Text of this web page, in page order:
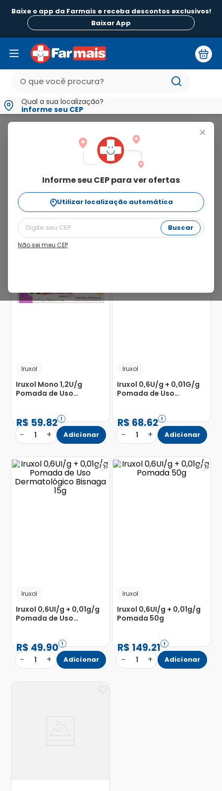
Baixe o app da Farmais e receba descontos exclusivos!
Baixar App
Qual a sua localização?
informe seu CEP
+
Informe seu CEP para ver ofertas
Utilizar localização automática
Buscar
Não sei meu CEP
Ordenar Por
relevância
24%
Iruxol
Iruxol Mono 1,2U/g
Pomada de Uso
R$59,82
− 1 + Adicionar
Iruxol
Iruxol 0,6U/g + 0,01G/g
Pomada de Uso
R$68,62
− 1 + Adicionar
Iruxol
Iruxol 0,6UI/g + 0,01g/g
Pomada de Uso
R$49,90
− 1 + Adicionar
Iruxol
Iruxol 0,6UI/g + 0,01g/g
Pomada 50g
R$149,21
− 1 + Adicionar